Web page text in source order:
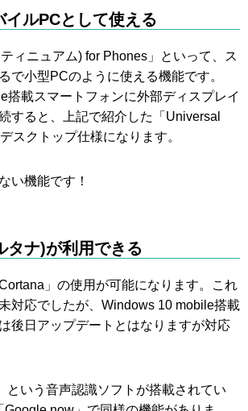
イルPCとして使える
ティニュアム) for Phones」といって、ス
で小型PCのように使える機能です。
搭載スマートフォンに外部ディスプレイ
すると、上記で紹介した「Universal
スクトップ仕様になります。
い機能です！
タナ)が利用できる
」の使用が可能になります。これ
対応でしたが、Windows 10 mobile搭載
後日アップデートとはなりますが対応
という音声認識ソフトが搭載されてい